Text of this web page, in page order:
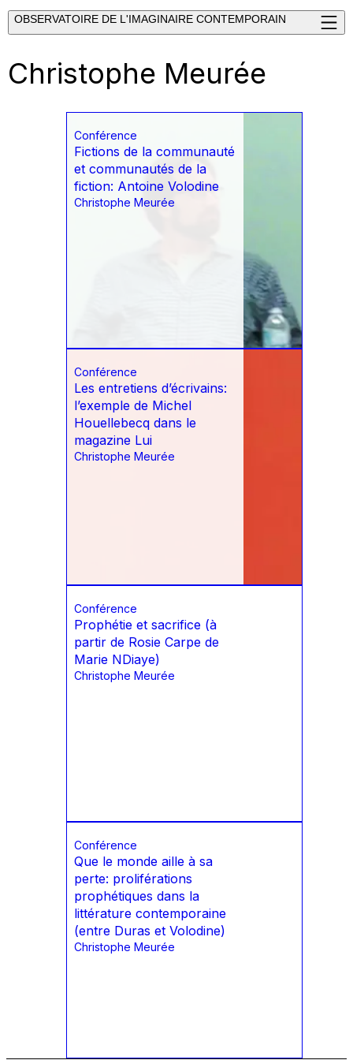
OBSERVATOIRE DE L'IMAGINAIRE CONTEMPORAIN
Christophe Meurée
Conférence
Fictions de la communauté
et communautés de la
fiction: Antoine Volodine
Christophe Meurée
Conférence
Les entretiens d’écrivains:
l’exemple de Michel
Houellebecq dans le
magazine Lui
Christophe Meurée
Conférence
Prophétie et sacrifice (à
partir de Rosie Carpe de
Marie NDiaye)
Christophe Meurée
Conférence
Que le monde aille à sa
perte: proliférations
prophétiques dans la
littérature contemporaine
(entre Duras et Volodine)
Christophe Meurée